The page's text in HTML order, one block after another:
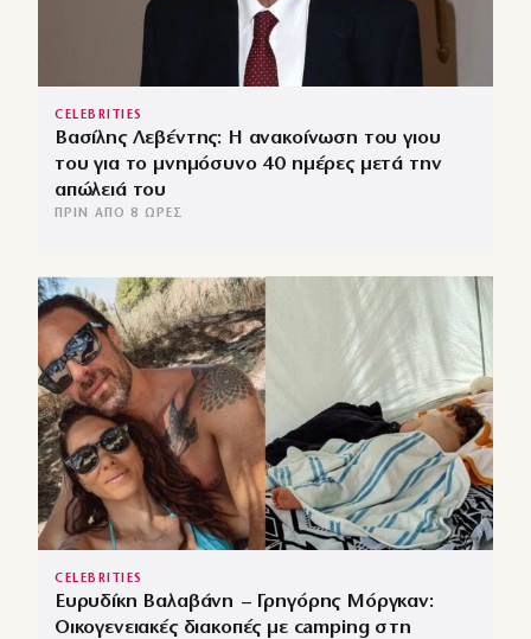
CELEBRITIES
Βασίλης Λεβέντης: Η ανακοίνωση του γιου
του για το μνημόσυνο 40 ημέρες μετά την
απώλειά του
ΠΡΙΝ ΑΠΌ 8 ΏΡΕΣ
CELEBRITIES
Ευρυδίκη Βαλαβάνη – Γρηγόρης Μόργκαν:
Οικογενειακές διακοπές με camping στη